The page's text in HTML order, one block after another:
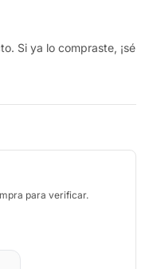
Si ya lo compraste, ¡sé
para verificar.